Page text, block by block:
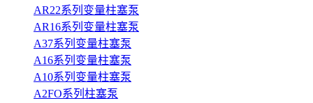
AR22系列变量柱塞泵
AR16系列变量柱塞泵
A37系列变量柱塞泵
A16系列变量柱塞泵
A10系列变量柱塞泵
A2FO系列柱塞泵